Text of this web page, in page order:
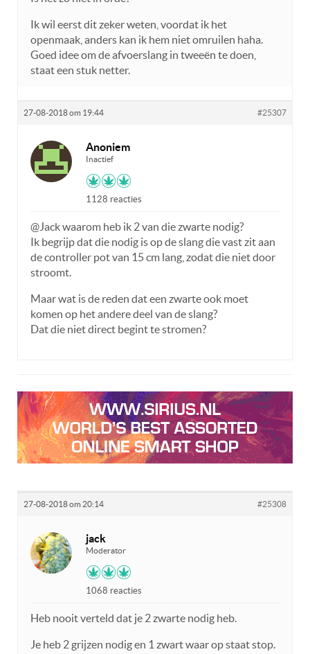
Ik wil eerst dit zeker weten, voordat ik het
openmaak, anders kan ik hem niet omruilen haha.
Goed idee om de afvoerslang in tweeën te doen,
staat een stuk netter.
27-08-2018 om 19:44 #25307
Anoniem
Inactief
1128 reacties
@Jack waarom heb ik 2 van die zwarte nodig?
Ik begrijp dat die nodig is op de slang die vast zit aan
de controller pot van 15 cm lang, zodat die niet door
stroomt.
Maar wat is de reden dat een zwarte ook moet
komen op het andere deel van de slang?
Dat die niet direct begint te stromen?
27-08-2018 om 20:14 #25308
jack
Moderator
1068 reacties
Heb nooit verteld dat je 2 zwarte nodig heb.
Je heb 2 grijzen nodig en 1 zwart waar op staat stop.